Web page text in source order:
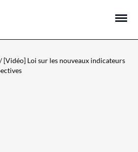
Open
/ [Vidéo] Loi sur les nouveaux indicateurs